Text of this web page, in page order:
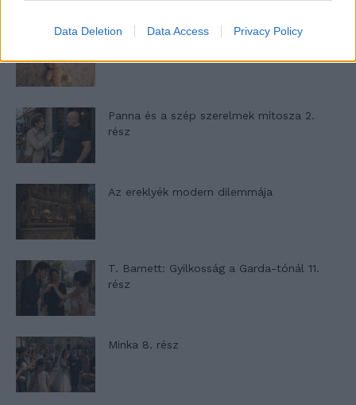
Data Deletion Data Access Privacy Policy
A családok, akik soha nem hagyták abba
Panna és a szép szerelmek mítosza 2.
rész
Az ereklyék modern dilemmája
T. Barnett: Gyilkosság a Garda-tónál 11.
rész
Minka 8. rész